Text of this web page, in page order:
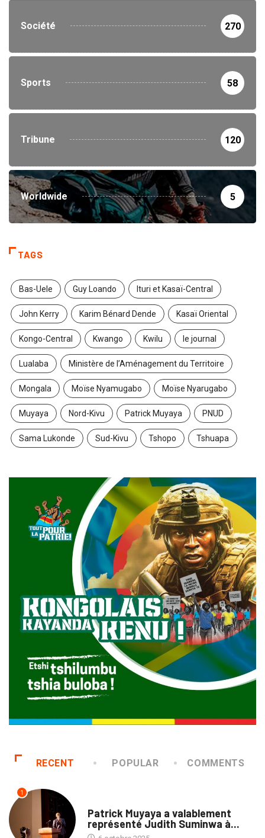
Société 270
Sports 58
Tribune 120
Worldwide 5
TAGS
Bas-Uele Guy Loando Ituri et Kasaï-Central
John Kerry Karim Bénard Dende Kasaï Oriental
Kongo-Central Kwango Kwilu le journal
Lualaba Ministère de l’Aménagement du Territoire
Mongala Moïse Nyamugabo Moïse Nyarugabo
Muyaya Nord-Kivu Patrick Muyaya PNUD
Sama Lukonde Sud-Kivu Tshopo Tshuapa
RECENT POPULAR COMMENTS
1
Patrick Muyaya a valablement
représenté Judith Suminwa à...